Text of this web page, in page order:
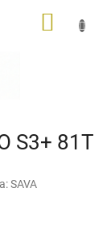
S3+ 81T
SAVA